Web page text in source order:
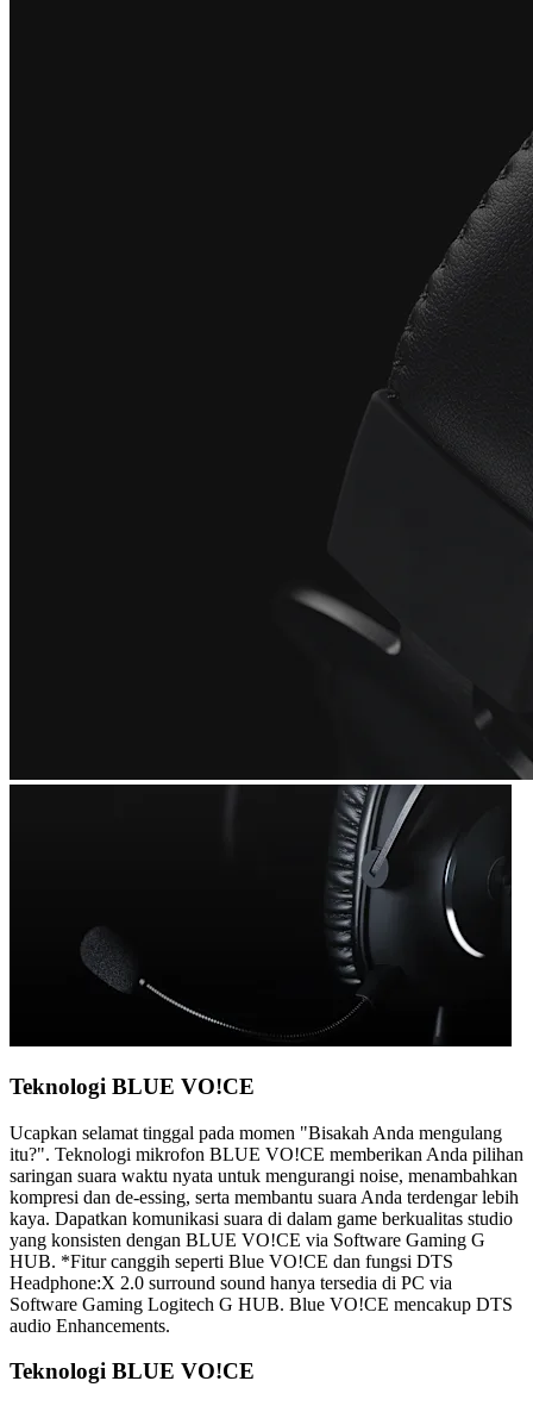
Teknologi BLUE VO!CE
Ucapkan selamat tinggal pada momen "Bisakah Anda mengulang
itu?". Teknologi mikrofon BLUE VO!CE memberikan Anda pilihan
saringan suara waktu nyata untuk mengurangi noise, menambahkan
kompresi dan de-essing, serta membantu suara Anda terdengar lebih
kaya. Dapatkan komunikasi suara di dalam game berkualitas studio
yang konsisten dengan BLUE VO!CE via Software Gaming G
HUB. *Fitur canggih seperti Blue VO!CE dan fungsi DTS
Headphone:X 2.0 surround sound hanya tersedia di PC via
Software Gaming Logitech G HUB. Blue VO!CE mencakup DTS
audio Enhancements.
Teknologi BLUE VO!CE